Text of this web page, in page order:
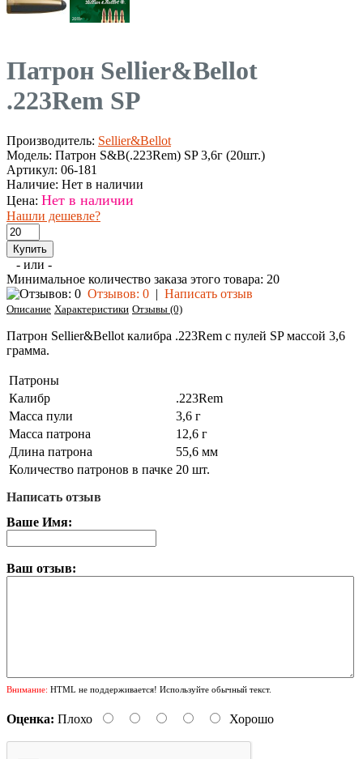
Патрон Sellier&Bellot
.223Rem SP
Производитель: Sellier&Bellot
Модель: Патрон S&B(.223Rem) SP 3,6г (20шт.)
Артикул: 06-181
Наличие: Нет в наличии
Цена: Нет в наличии
Нашли дешевле?
- или -
Минимальное количество заказа этого товара: 20
Отзывов: 0 | Написать отзыв
Описание Характеристики Отзывы (0)
Патрон Sellier&Bellot калибра .223Rem с пулей SP массой 3,6
грамма.
Патроны
Калибр
.223Rem
Масса пули
3,6 г
Масса патрона
12,6 г
Длина патрона
55,6 мм
Количество патронов в пачке 20 шт.
Написать отзыв
Ваше Имя:
Ваш отзыв:
Внимание: HTML не поддерживается! Используйте обычный текст.
Оценка: Плохо Хорошо